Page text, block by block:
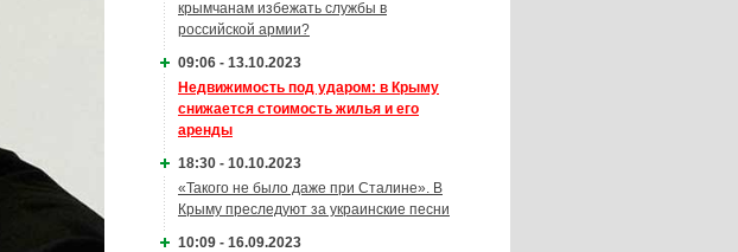
крымчанам избежать службы в
российской армии?
09:06 - 13.10.2023
Недвижимость под ударом: в Крыму
снижается стоимость жилья и его
аренды
18:30 - 10.10.2023
«Такого не было даже при Сталине». В
Крыму преследуют за украинские песни
10:09 - 16.09.2023